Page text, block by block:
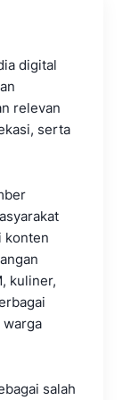
digital
relevan
serta
konten
kuliner,
warga
salah